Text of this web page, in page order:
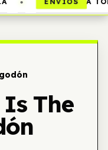
Is The